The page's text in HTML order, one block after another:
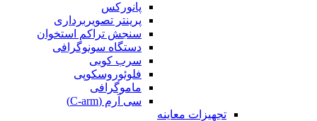
پانورکس
پرینتر تصویربرداری
سنجش تراکم استخوان
دستگاه سونوگرافی
سرب کوبی
فلوئوروسکوپی
ماموگرافی
سی آرم (C-arm)
تجهیزات معاینه